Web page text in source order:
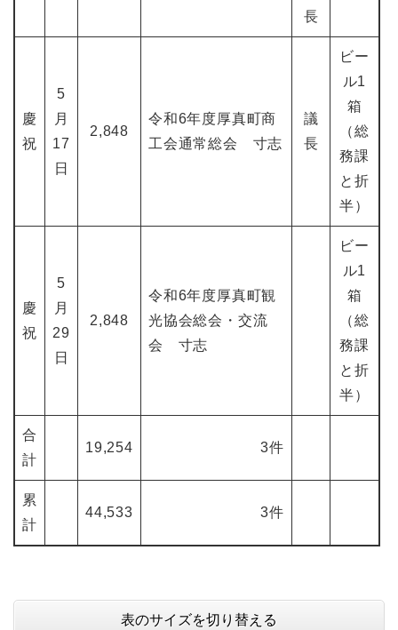
長
慶
祝
5
月
17
日
2,848
令和6年度厚真町商
工会通常総会 寸志
議
長
ビー
ル1
箱
（総
務課
と折
半）
慶
祝
5
月
29
日
2,848
令和6年度厚真町観
光協会総会・交流
会 寸志
ビー
ル1
箱
（総
務課
と折
半）
合
計
19,254 3件
累
計
44,533 3件
表のサイズを切り替える